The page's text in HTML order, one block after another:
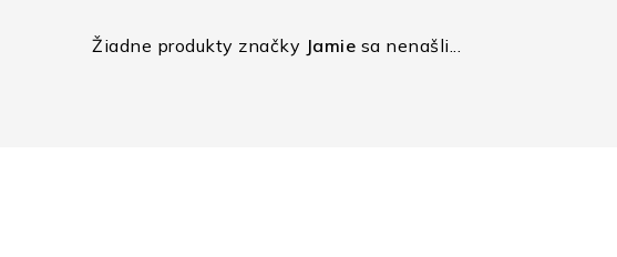
Žiadne produkty značky Jamie sa nenašli...